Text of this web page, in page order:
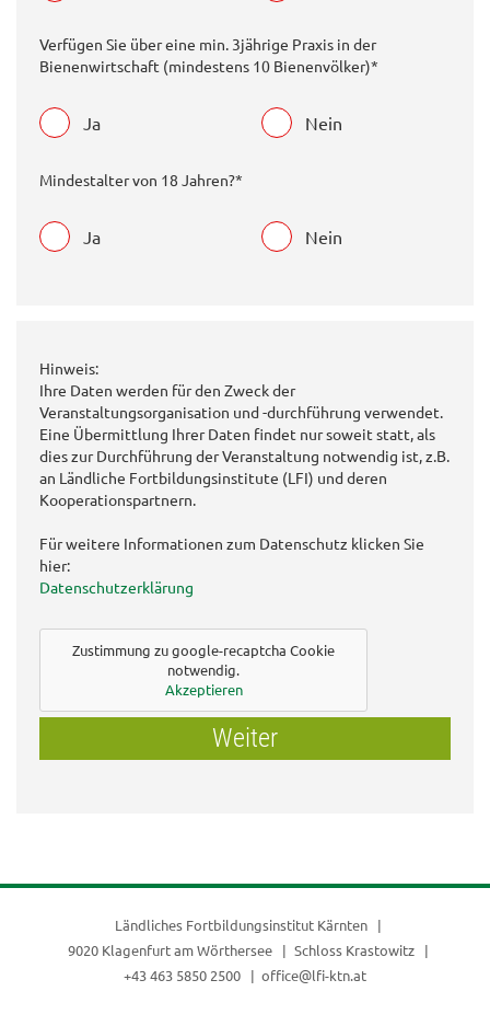
Verfügen Sie über eine min. 3jährige Praxis in der
Bienenwirtschaft (mindestens 10 Bienenvölker)*
Ja Nein
Mindestalter von 18 Jahren?*
Ja Nein
Hinweis:
Ihre Daten werden für den Zweck der
Veranstaltungsorganisation und -durchführung verwendet.
Eine Übermittlung Ihrer Daten findet nur soweit statt, als
dies zur Durchführung der Veranstaltung notwendig ist, z.B.
an Ländliche Fortbildungsinstitute (LFI) und deren
Kooperationspartnern.
Für weitere Informationen zum Datenschutz klicken Sie
hier:
Datenschutzerklärung
Zustimmung zu google-recaptcha Cookie
notwendig.
Akzeptieren
Weiter
Ländliches Fortbildungsinstitut Kärnten
9020 Klagenfurt am Wörthersee
Schloss Krastowitz
+43 463 5850 2500
office@lfi-ktn.at